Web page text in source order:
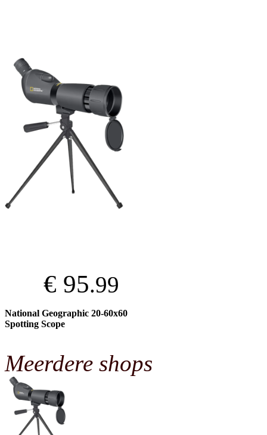
€ 95.99
National Geographic 20-60x60
Spotting Scope
Meerdere shops